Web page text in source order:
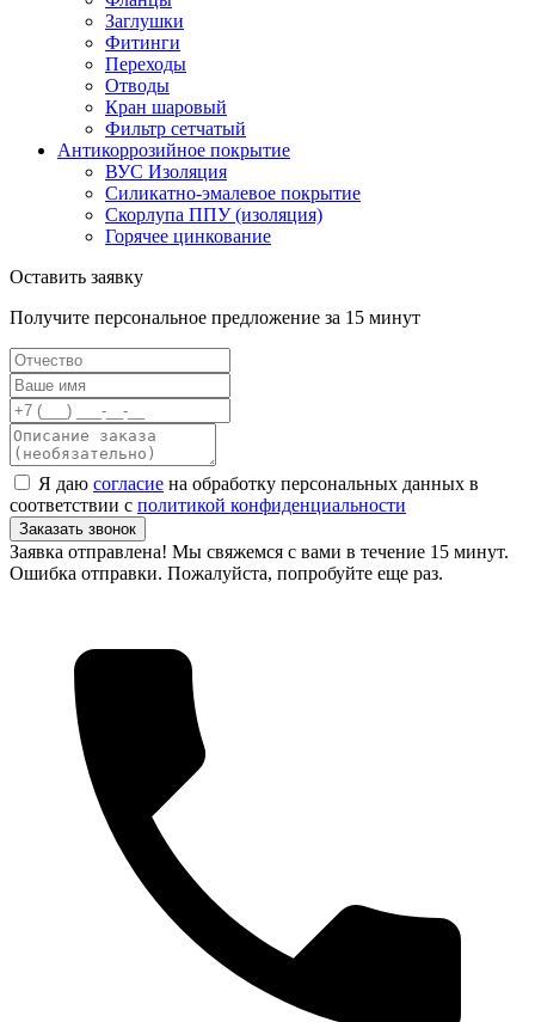
Заглушки
Фитинги
Переходы
Отводы
Кран шаровый
Фильтр сетчатый
Антикоррозийное покрытие
ВУС Изоляция
Силикатно-эмалевое покрытие
Скорлупа ППУ (изоляция)
Горячее цинкование
Оставить заявку
Получите персональное предложение за 15 минут
Я даю согласие на обработку персональных данных в
соответствии с политикой конфиденциальности
Заказать звонок
Заявка отправлена! Мы свяжемся с вами в течение 15 минут.
Ошибка отправки. Пожалуйста, попробуйте еще раз.